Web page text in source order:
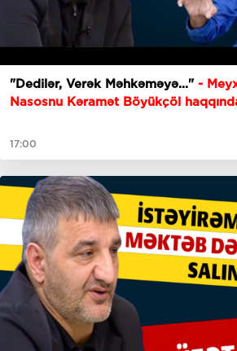
"Dedilər, Verək Məhkəməyə..." -
Nasosnu Kəramət Böyükçöl
17:00